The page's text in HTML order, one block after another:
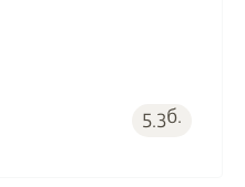
5.3б.